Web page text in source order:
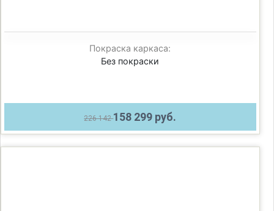
Покраска каркаса:
Без покраски
226 142158 299 руб.